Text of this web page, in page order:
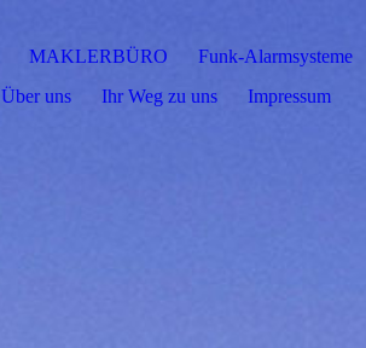
MAKLERBÜRO
Funk-Alarmsysteme
Über uns Ihr Weg zu uns
Impressum